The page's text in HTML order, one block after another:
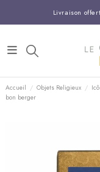
Livraison
Entreprise
Support
Commandez
Accueil Objets Religieux
bon berger